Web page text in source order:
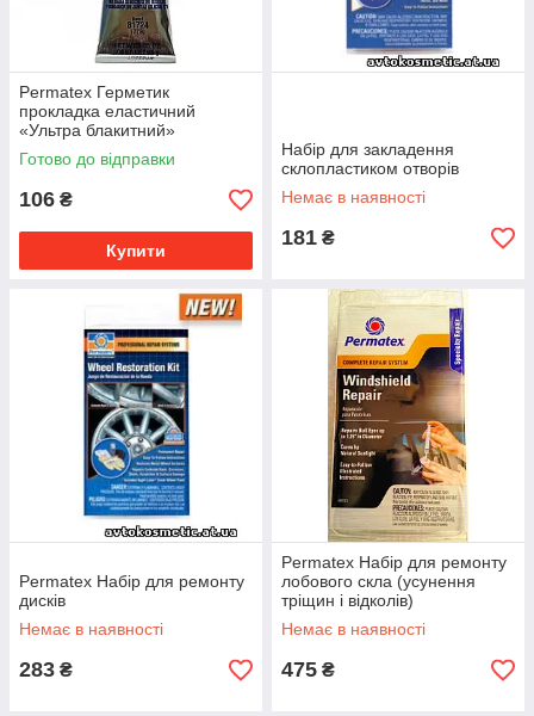
Permatex Герметик
прокладка еластичний
«Ультра блакитний»
Розпрордаж!
Готово до відправки
106 ₴
Купити
Набір для закладення
склопластиком отворів
Немає в наявності
181 ₴
Permatex Набір для ремонту
дисків
Немає в наявності
283 ₴
Permatex Набір для ремонту
лобового скла (усунення
тріщин і відколів)
Немає в наявності
475 ₴